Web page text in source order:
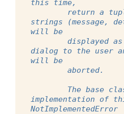
this time,
strings (message,
will be
dialog to the user
will be
        aborted.
implementation of
NotImplementedError